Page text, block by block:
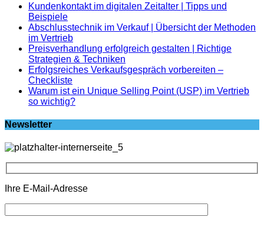
Kundenkontakt im digitalen Zeitalter | Tipps und
Beispiele
Abschlusstechnik im Verkauf | Übersicht der Methoden
im Vertrieb
Preisverhandlung erfolgreich gestalten | Richtige
Strategien & Techniken
Erfolgsreiches Verkaufsgespräch vorbereiten –
Checkliste
Warum ist ein Unique Selling Point (USP) im Vertrieb
so wichtig?
Newsletter
Ihre E-Mail-Adresse